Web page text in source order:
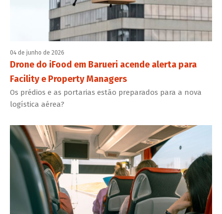
04 de junho de 2026
Drone do iFood em Barueri acende alerta para
Facility e Property Managers
Os prédios e as portarias estão preparados para a nova
logística aérea?